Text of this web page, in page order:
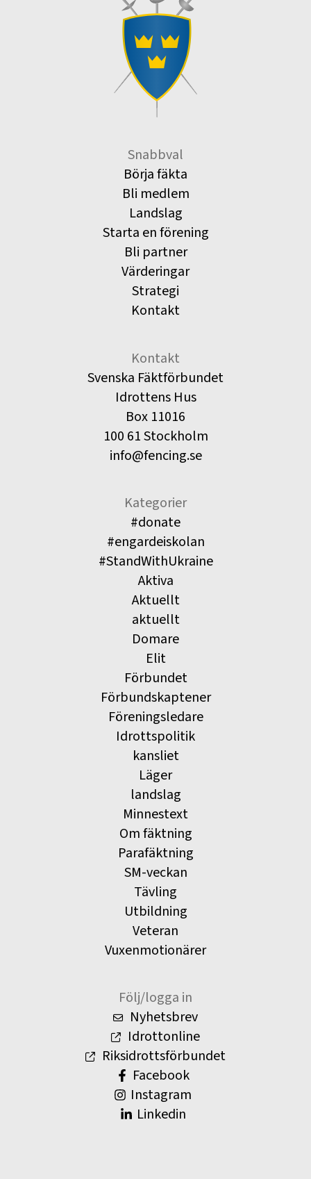
Snabbval
Börja fäkta
Bli medlem
Landslag
Starta en förening
Bli partner
Värderingar
Strategi
Kontakt
Kontakt
Svenska Fäktförbundet
Idrottens Hus
Box 11016
100 61 Stockholm
info@fencing.se
Kategorier
#donate
#engardeiskolan
#StandWithUkraine
Aktiva
Aktuellt
aktuellt
Domare
Elit
Förbundet
Förbundskaptener
Föreningsledare
Idrottspolitik
kansliet
Läger
landslag
Minnestext
Om fäktning
Parafäktning
SM-veckan
Tävling
Utbildning
Veteran
Vuxenmotionärer
Följ/logga in
Nyhetsbrev
Idrottonline
Riksidrottsförbundet
Facebook
Instagram
Linkedin